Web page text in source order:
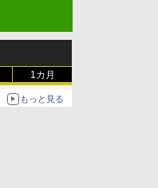
1カ月
もっと見る